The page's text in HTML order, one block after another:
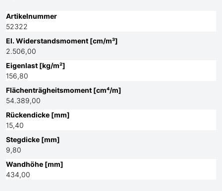
Artikelnummer
52322
El. Widerstandsmoment [cm/m³]
2.506,00
Eigenlast [kg/m²]
156,80
Flächenträgheitsmoment [cm⁴/m]
54.389,00
Rückendicke [mm]
15,40
Stegdicke [mm]
9,80
Wandhöhe [mm]
434,00